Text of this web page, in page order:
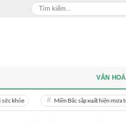
Miền Bắc sắp xuất hiện mưa to đến rất to
VĂN HOÁ